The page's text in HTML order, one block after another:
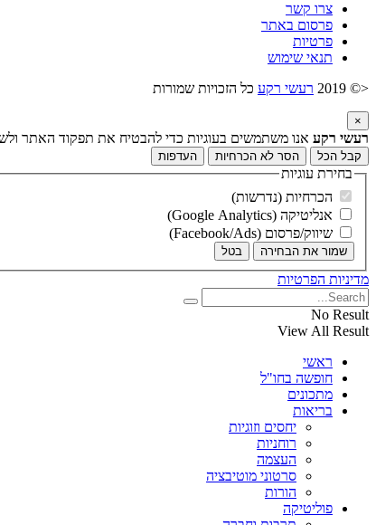
צרו קשר
פרסום באתר
פרטיות
תנאי שימוש
<© 2019
רעשי רקע כל הזכויות שמורות
×
רעשי רקע אנו משתמשים בעוגיות כדי להבטיח את תפקוד האתר
קבל הכל הסר לא הכרחיות העדפות
בחירת עוגיות
הכרחיות (נדרשות)
אנליטיקה (Google Analytics)
שיווק/פרסום (Facebook/Ads)
שמור את הבחירה בטל
מדיניות הפרטיות
No Result
View All Result
ראשי
חופשה בחו"ל
מתכונים
בריאות
יחסים וזוגיות
רוחניות
העצמה
סרטוני מוטיבציה
הורות
פוליטיקה